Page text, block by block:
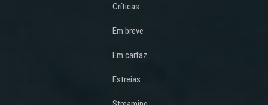
Críticas
Em breve
Em cartaz
Estreias